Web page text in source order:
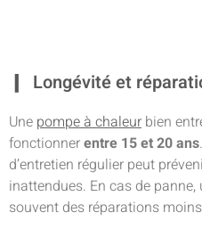
Longévité et
Une pompe à chaleur bien
fonctionnerentre 15 et 20 ans
d’entretien régulier peut
inattendues. En cas de
souvent des réparations